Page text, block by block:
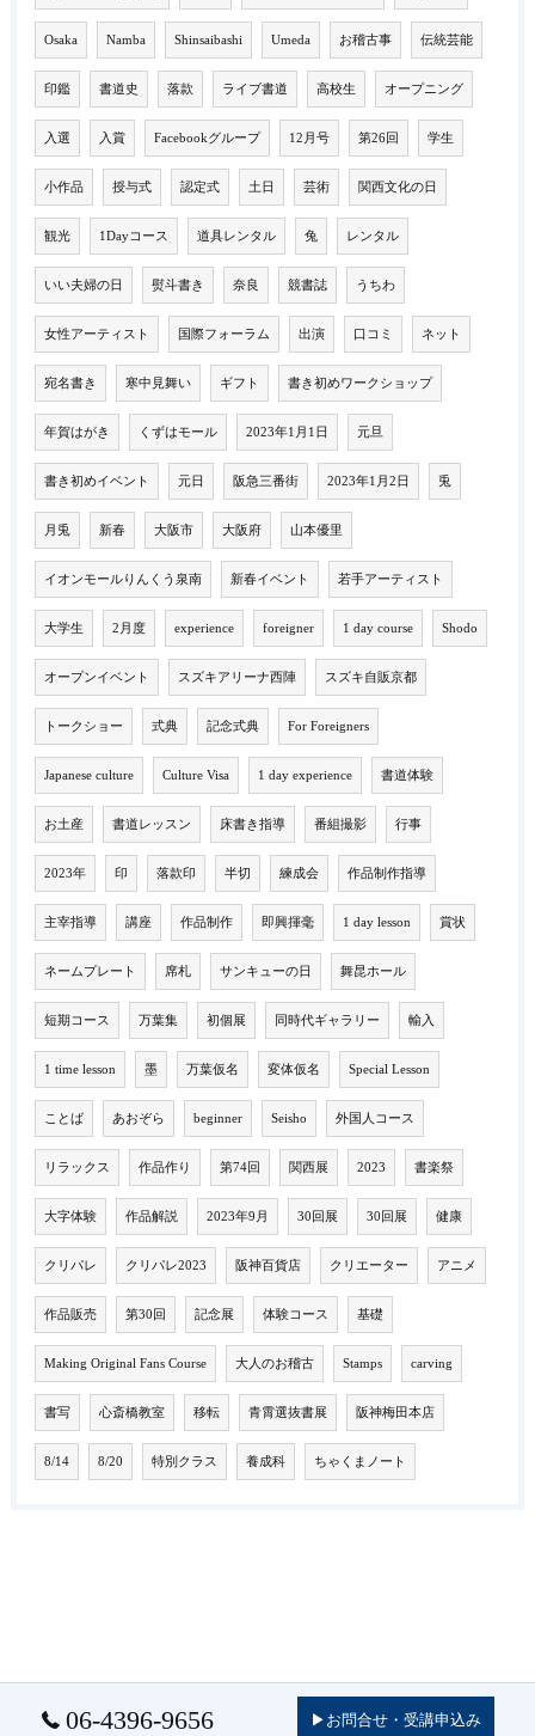
Osaka Namba Shinsaibashi Umeda お稽古事 伝統芸能
印鑑 書道史 落款 ライブ書道 高校生 オープニング
入選 入賞 Facebookグループ 12月号 第26回 学生
小作品 授与式 認定式 土日 芸術 関西文化の日
観光 1Dayコース 道具レンタル 兔 レンタル
いい夫婦の日 熨斗書き 奈良 競書誌 うちわ
女性アーティスト 国際フォーラム 出演 口コミ ネット
宛名書き 寒中見舞い ギフト 書き初めワークショップ
年賀はがき くずはモール 2023年1月1日 元旦
書き初めイベント 元日 阪急三番街 2023年1月2日 兎
月兎 新春 大阪市 大阪府 山本優里
イオンモールりんくう泉南 新春イベント 若手アーティスト
大学生 2月度 experience foreigner 1 day course Shodo
オープンイベント スズキアリーナ西陣 スズキ自販京都
トークショー 式典 記念式典 For Foreigners
Japanese culture Culture Visa 1 day experience 書道体験
お土産 書道レッスン 床書き指導 番組撮影 行事
2023年 印 落款印 半切 練成会 作品制作指導
主宰指導 講座 作品制作 即興揮毫 1 day lesson 賞状
ネームプレート 席札 サンキューの日 舞昆ホール
短期コース 万葉集 初個展 同時代ギャラリー 輸入
1 time lesson 墨 万葉仮名 変体仮名 Special Lesson
ことば あおぞら beginner Seisho 外国人コース
リラックス 作品作り 第74回 関西展 2023 書楽祭
大字体験 作品解説 2023年9月 30回展 30回展 健康
クリパレ クリパレ2023 阪神百貨店 クリエーター アニメ
作品販売 第30回 記念展 体験コース 基礎
Making Original Fans Course 大人のお稽古 Stamps carving
書写 心斎橋教室 移転 青霄選抜書展 阪神梅田本店
8/14 8/20 特別クラス 養成科 ちゃくまノート
06-4396-9656 ▶お問合せ・受講申込み